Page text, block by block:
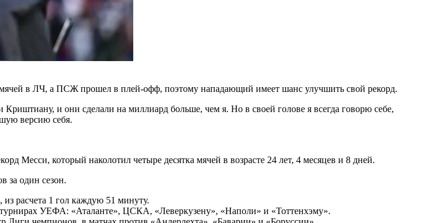
в ЛЧ, а ПСЖ прошел в плей-офф, поэтому нападающий имеет шанс улучшить свой рекорд.
и они сделали на миллиард больше, чем я. Но в своей голове я всегда говорю себе,
версию себя.
Месси, который наколотил четыре десятка мячей в возрасте 24 лет, 4 месяцев и 8 дней.
за один сезон.
расчета 1 гол каждую 51 минуту.
УЕФА: «Аталанте», ЦСКА, «Леверкузену», «Наполи» и «Тоттенхэму».